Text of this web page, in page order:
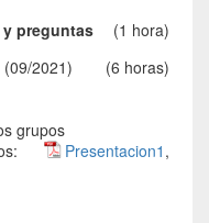
preguntas
(1 hora)
(09/2021)
(6 horas)
grupos
Presentacion1 ,